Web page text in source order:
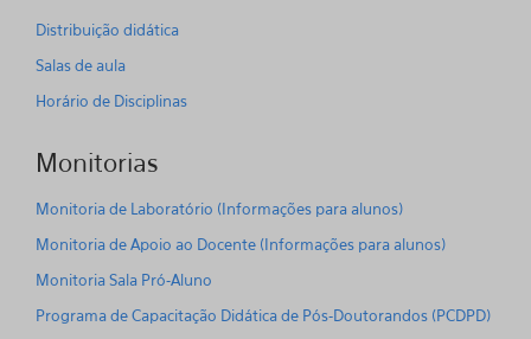
Distribuição didática
Salas de aula
Horário de Disciplinas
Monitorias
Monitoria de Laboratório (Informações para alunos)
Monitoria de Apoio ao Docente (Informações para alunos)
Monitoria Sala Pró-Aluno
Programa de Capacitação Didática de Pós-Doutorandos (PCDPD)